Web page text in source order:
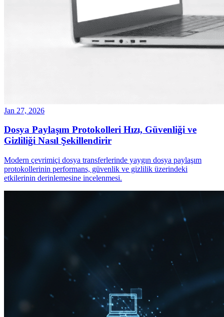
Jan 27, 2026
Dosya Paylaşım Protokolleri Hızı, Güvenliği ve
Gizliliği Nasıl Şekillendirir
Modern çevrimiçi dosya transferlerinde yaygın dosya paylaşım
protokollerinin performans, güvenlik ve gizlilik üzerindeki
etkilerinin derinlemesine incelenmesi.